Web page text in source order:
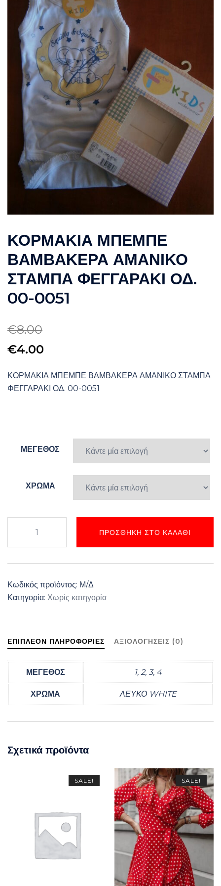
ΚΟΡΜΑΚΙΑ ΜΠΕΜΠΕ
ΒΑΜΒΑΚΕΡΑ ΑΜΑΝΙΚΟ
ΣΤΑΜΠΑ ΦΕΓΓΑΡΑΚΙ ΟΔ.
00-0051
€8.00
Original
was:
€4.00
τιμή
ΚΟΡΜΑΚΙΑ ΜΠΕΜΠΕ ΒΑΜΒΑΚΕΡΑ ΑΜΑΝΙΚΟ ΣΤΑΜΠΑ
ΦΕΓΓΑΡΑΚΙ ΟΔ. 00-0051
ΜΕΓΕΘΟΣ
ΧΡΩΜΑ
ΜΠΕΜΠΕ
ΒΑΜΒΑΚΕΡΑ
ΑΜΑΝΙΚΟ
ΦΕΓΓΑΡΑΚΙ
ΟΔ.
ποσότητα
ΠΡΟΣΘΉΚΗ ΣΤΟ ΚΑΛΆΘΙ
Κωδικός προϊόντος: Μ/Δ
Κατηγορία: Χωρίς κατηγορία
ΕΠΙΠΛΈΟΝ ΠΛΗΡΟΦΟΡΊΕΣ ΑΞΙΟΛΟΓΉΣΕΙΣ (0)
ΜΕΓΕΘΟΣ 1, 2, 3, 4
ΧΡΩΜΑ ΛΕΥΚΟ WHITE
Σχετικά προϊόντα
SALE! SALE!